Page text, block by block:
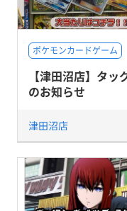
ポケモンカードゲーム
【津田沼店】タ
のお知らせ
津田沼店